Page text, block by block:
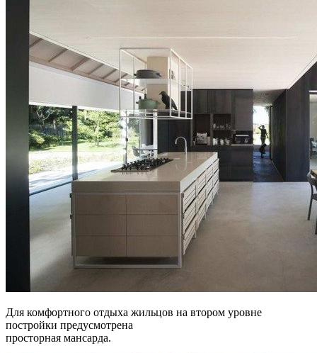
Для комфортного отдыха жильцов на втором уровне
постройки предусмотрена
просторная мансарда.